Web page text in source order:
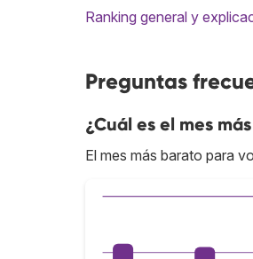
Ranking general y
Preguntas
¿Cuál es el mes
El mes más barato para